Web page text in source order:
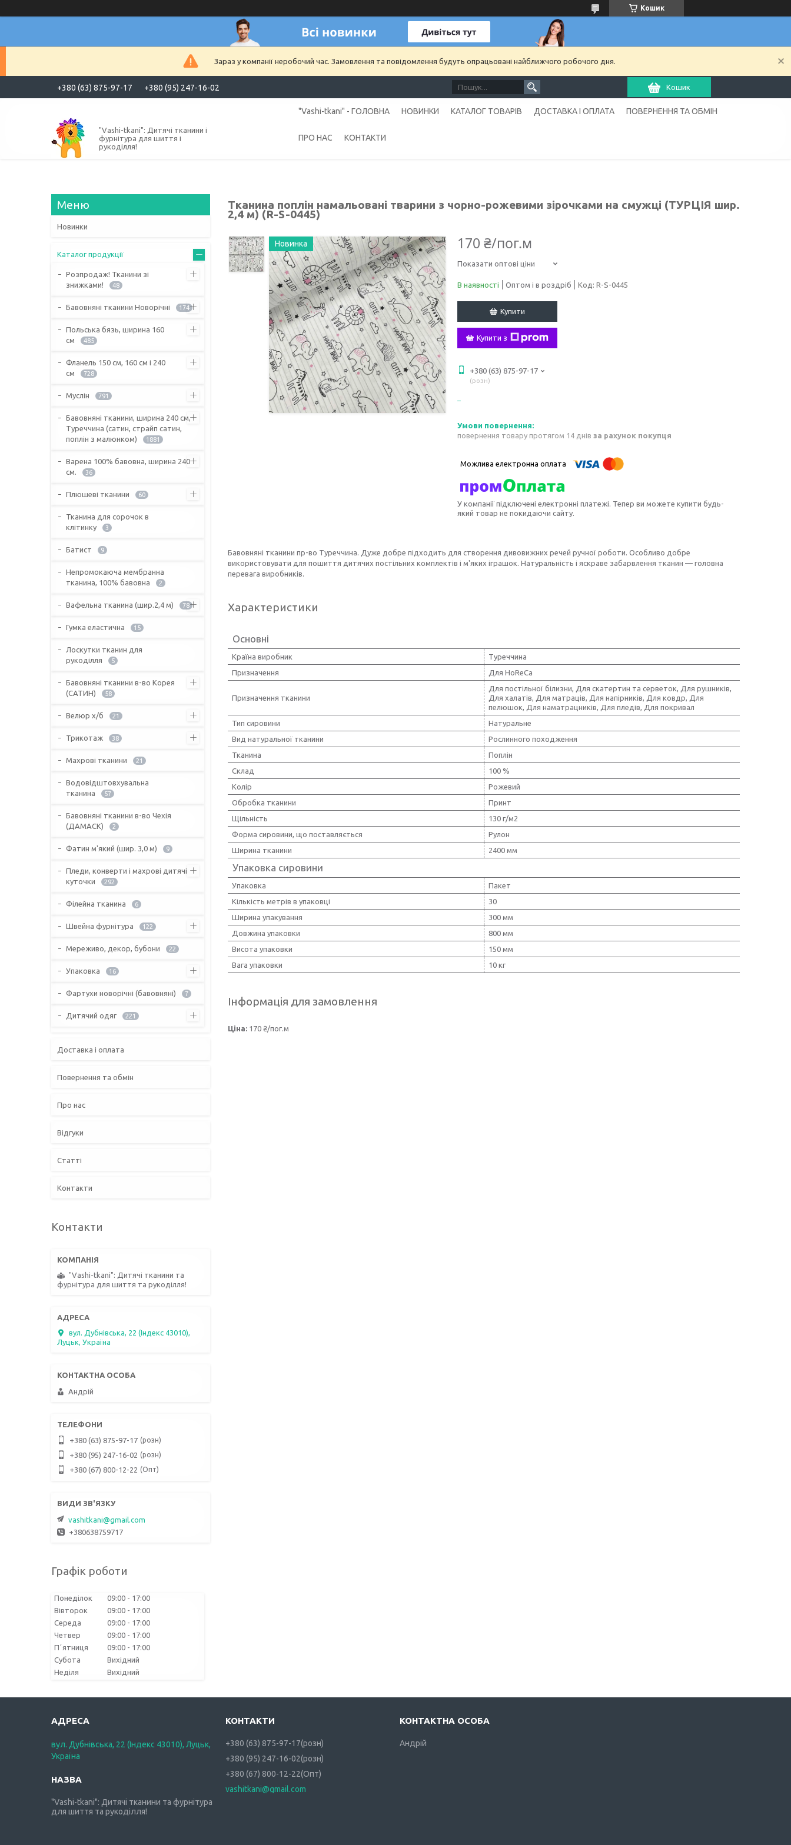
Кошик
Зараз у компанії неробочий час. Замовлення та повідомлення будуть опрацьовані найближчого робочого дня.
+380 (63) 875-97-17 +380 (95) 247-16-02 Кошик
"Vashi-tkani": Дитячі тканини і
фурнітура для шиття і
рукоділля!
"Vashi-tkani" - ГОЛОВНА НОВИНКИ КАТАЛОГ ТОВАРІВ ДОСТАВКА І ОПЛАТА ПОВЕРНЕННЯ ТА ОБМІН
ПРО НАС КОНТАКТИ
Тканина поплін намальовані тварини з чорно-рожевими зірочками на смужці (ТУРЦІЯ шир.
2,4 м) (R-S-0445)
Новинка 170 ₴/пог.м
Показати оптові ціни
В наявності Оптом і в роздріб Код: R-S-0445
Купити
Купити з
+380 (63) 875-97-17
розн
повернення товару протягом 14 днів за рахунок покупця
У компанії підключені електронні платежі. Тепер ви можете купити будь-
який товар не покидаючи сайту.
Бавовняні тканини пр-во Туреччина. Дуже добре підходить для створення дивовижних речей ручної роботи. Особливо добре
використовувати для пошиття дитячих постільних комплектів і м'яких іграшок. Натуральність і яскраве забарвлення тканин — головна
перевага виробників.
Характеристики
Основні
Країна виробник
Туреччина
Призначення
Для HoReCa
Призначення тканини
Для постільної білизни, Для скатертин та серветок, Для рушників,
Для халатів, Для матраців, Для напірників, Для ковдр, Для
пелюшок, Для наматрацників, Для пледів, Для покривал
Тип сировини
Натуральне
Вид натуральної тканини
Рослинного походження
Тканина
Поплін
Склад
100 %
Колір
Рожевий
Обробка тканини
Принт
Щільність
130 г/м2
Форма сировини, що поставляється
Рулон
Ширина тканини
2400 мм
Упаковка сировини
Упаковка
Пакет
Кількість метрів в упаковці
30
Ширина упакування
300 мм
Довжина упаковки
800 мм
Висота упаковки
150 мм
Вага упаковки
10 кг
Інформація для замовлення
Ціна: 170 ₴/пог.м
Новинки
Каталог продукції
Розпродаж! Тканини зі
знижками!
48
Бавовняні тканини Новорічні 174
Польська бязь, ширина 160
см
485
Фланель 150 см, 160 см і 240
см
728
Муслін 791
Бавовняні тканини, ширина 240 см,
Туреччина (сатин, страйп сатин,
поплін з малюнком)
1881
Варена 100% бавовна, ширина 240
см.
36
Плюшеві тканини 60
Тканина для сорочок в
клітинку
3
Батист 9
Непромокаюча мембранна
тканина, 100% бавовна
2
Вафельна тканина (шир.2,4 м) 78
Гумка еластична 15
Лоскутки тканин для
рукоділля
5
Бавовняні тканини в-во Корея
(САТИН)
58
Велюр х/б 21
Трикотаж 38
Махрові тканини 21
Водовідштовхувальна
тканина
57
Бавовняні тканини в-во Чехія
(ДАМАСК)
2
Фатин м'який (шир. 3,0 м) 9
Пледи, конверти і махрові дитячі
куточки
292
Філейна тканина 6
Швейна фурнітура 122
Мереживо, декор, бубони 22
Упаковка 16
Фартухи новорічні (бавовняні) 7
Дитячий одяг 221
Доставка і оплата
Повернення та обмін
Про нас
Відгуки
Статті
Контакти
Контакти
"Vashi-tkani": Дитячі тканини та
фурнітура для шиття та рукоділля!
вул. Дубнівська, 22 (Індекс 43010),
Луцьк, Україна
Андрій
+380 (63) 875-97-17 розн
+380 (95) 247-16-02 розн
+380 (67) 800-12-22 Опт
vashitkani@gmail.com
+380638759717
Графік роботи
Понеділок 09:00
17:00
Вівторок
09:00
17:00
Середа
09:00
17:00
Четвер
09:00
17:00
Пʼятниця
09:00
17:00
Субота
Вихідний
Неділя
Вихідний
вул. Дубнівська, 22 (Індекс 43010), Луцьк,
Україна
"Vashi-tkani": Дитячі тканини та фурнітура
для шиття та рукоділля!
+380 (63) 875-97-17 розн
+380 (95) 247-16-02 розн
+380 (67) 800-12-22 Опт
vashitkani@gmail.com
Андрій